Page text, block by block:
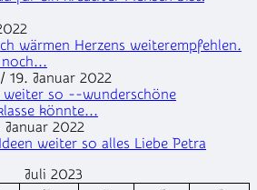
wärmen Herzens weiterempfehlen.
/ 19. Januar 2022
weiter so --wunderschöne
könnte...
Januar 2022
weiter so alles Liebe Petra
Juli 2023